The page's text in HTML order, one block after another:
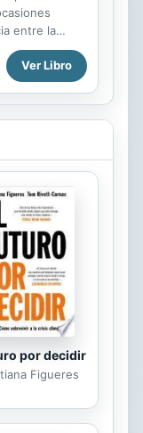
y cognitivas
mar de
y
de esta
una...
entre la
Desde esta
en las aulas,
exclusión”
texto
al
de
como
educación de
como,
de
“Estudio
Ver Libro
por decidir
Figueres